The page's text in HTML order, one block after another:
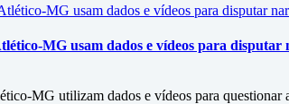
MG usam dados e vídeos para
MG utilizam dados e vídeos para